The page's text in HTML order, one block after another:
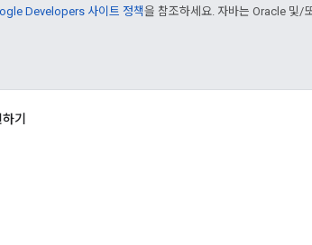
Developers 사이트 정책을 참조하세요. 자바는 Oracle 및/
기